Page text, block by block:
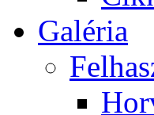
Galéria